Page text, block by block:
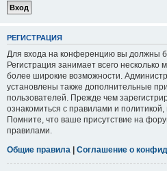
РЕГИСТРАЦИЯ
Для входа на конференцию вы должны
Регистрация занимает всего несколько
более широкие возможности.
установлены также дополнительные
пользователей. Прежде чем
ознакомиться с правилами и
Помните, что ваше присутствие на
правилами.
Общие правила | Соглашение о